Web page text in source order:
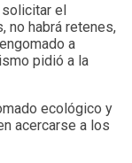
solicitar el
no habrá retenes,
a
pidió a la
ecológico y
acercarse a los